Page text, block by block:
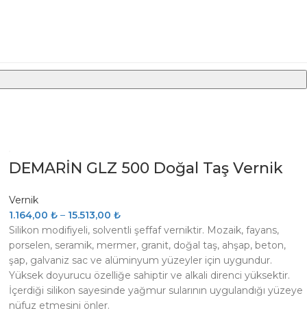
DEMARİN GLZ 500 Doğal Taş Vernik
Vernik
1.164,00₺ – 15.513,00₺
Silikon modifiyeli, solventli şeffaf verniktir. Mozaik, fayans,
porselen, seramik, mermer, granit, doğal taş, ahşap, beton,
şap, galvaniz sac ve alüminyum yüzeyler için uygundur.
Yüksek doyurucu özelliğe sahiptir ve alkali direnci yüksektir.
İçerdiği silikon sayesinde yağmur sularının uygulandığı yüzeye
nüfuz etmesini önler.